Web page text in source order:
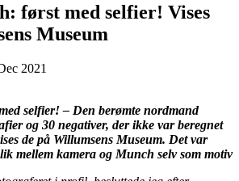
først med selfier! Vises
Museum
2021
selfier! – Den berømte nordmand
og 30 negativer, der ikke var beregnet
de på Willumsens Museum. Det var
mellem kamera og Munch selv som motiv